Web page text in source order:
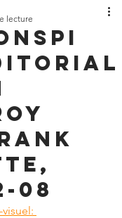
08
lecture